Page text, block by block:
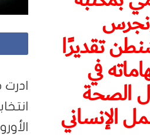
تقديرًا
في
الصحة
الإنساني